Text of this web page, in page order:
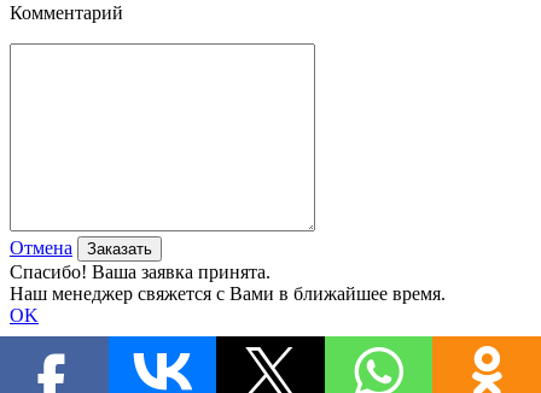
Комментарий
Отмена
Спасибо! Ваша заявка принята.
Наш менеджер свяжется с Вами в ближайшее время.
OK